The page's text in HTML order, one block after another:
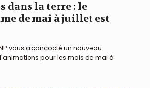
dans la terre : le
de mai à juillet est
vous a concocté un nouveau
pour les mois de mai à